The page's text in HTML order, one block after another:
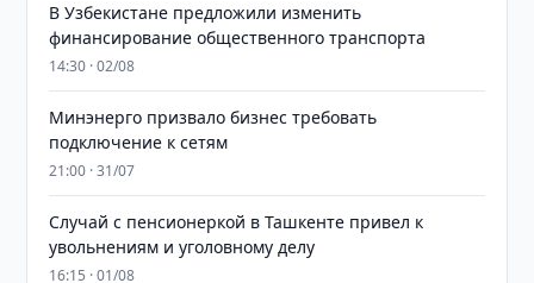
В Узбекистане предложили изменить
финансирование общественного транспорта
14:30 · 02/08
Минэнерго призвало бизнес требовать
подключение к сетям
21:00 · 31/07
Случай с пенсионеркой в Ташкенте привел к
увольнениям и уголовному делу
16:15 · 01/08